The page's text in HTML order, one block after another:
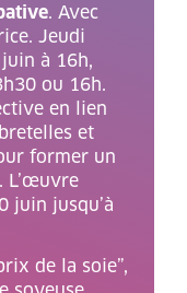
. Avec
Jeudi
à 16h,
ou 16h.
en lien
et
former un
L’œuvre
juin jusqu’à
de la soie”,